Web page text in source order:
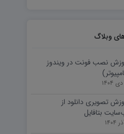
وبلاگ
نصب فونت در ویندوز
تصویری دانلود از
بتافایل